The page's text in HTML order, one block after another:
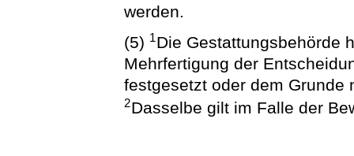
werden.
(5) 1Die Gestattungsbehörde
Mehrfertigung der
festgesetzt oder dem Grunde
2Dasselbe gilt im Falle der